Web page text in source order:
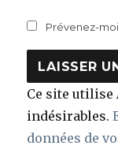
Prévenez-
Ce site
indésirables.
données de